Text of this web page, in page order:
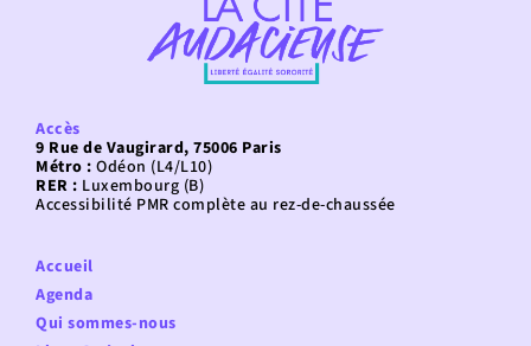
Accès
9 Rue de Vaugirard, 75006 Paris
Métro : Odéon (L4/L10)
RER : Luxembourg (B)
Accessibilité PMR complète au rez-de-chaussée
Accueil
Agenda
Qui sommes-nous